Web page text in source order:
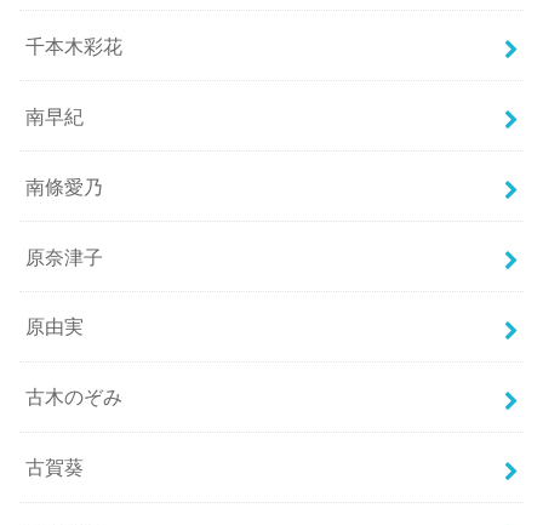
千本木彩花
南早紀
南條愛乃
原奈津子
原由実
古木のぞみ
古賀葵